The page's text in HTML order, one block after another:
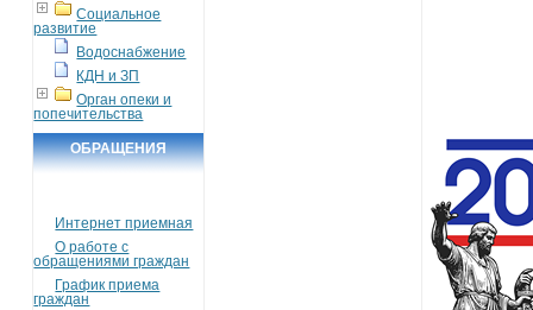
Социальное
развитие
Водоснабжение
КДН и ЗП
Орган опеки и
попечительства
ОБРАЩЕНИЯ
Интернет приемная
О работе с
обращениями граждан
График приема
граждан